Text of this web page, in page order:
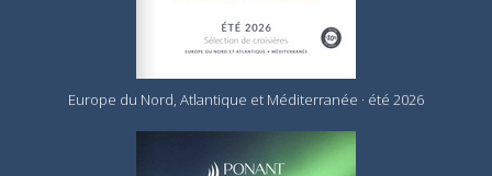
Europe du Nord, Atlantique et Méditerranée · été 2026